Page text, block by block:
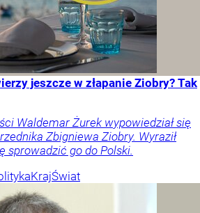
jeszcze w złapanie Ziobry? Tak
Waldemar Żurek wypowiedział się
Zbigniewa Ziobry. Wyraził
sprowadzić go do Polski.
KrajŚwiat